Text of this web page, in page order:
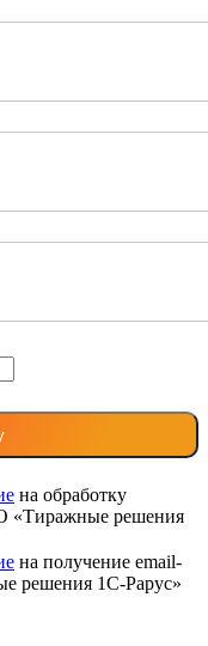
на обработку
«Тиражные решения
на получение email-
решения 1С-Рарус»